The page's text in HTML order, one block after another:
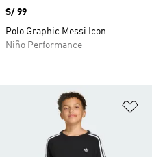
Precio
S/ 99
Polo Graphic Messi Icon
Niño Performance